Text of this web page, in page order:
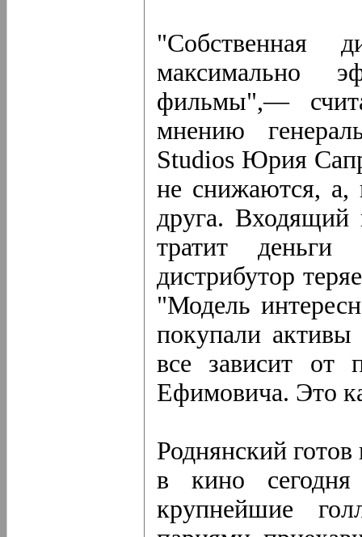
"Собственная
максимально
фильмы",—
мнению
Studios Юрия
не снижаются, а,
друга. Входящий
тратит
дистрибутор
"Модель
покупали
все зависит от
Ефимовича. Это
Роднянский
в кино
крупнейшие